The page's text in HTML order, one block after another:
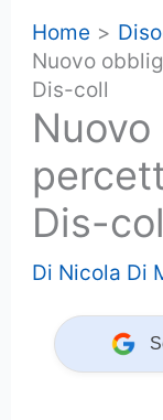
Home
Nuovo
Dis-coll
Dis-
Di Nicola Di